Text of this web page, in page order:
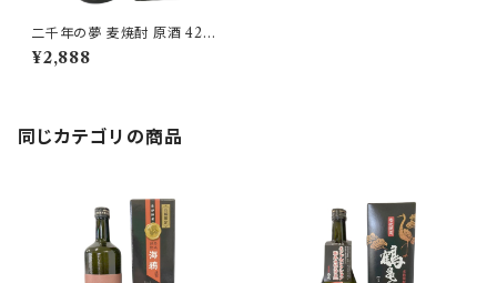
二千年の夢 麦焼酎 原酒 42度
720ml【壱岐の蔵酒造】
¥2,888
同じカテゴリの商品